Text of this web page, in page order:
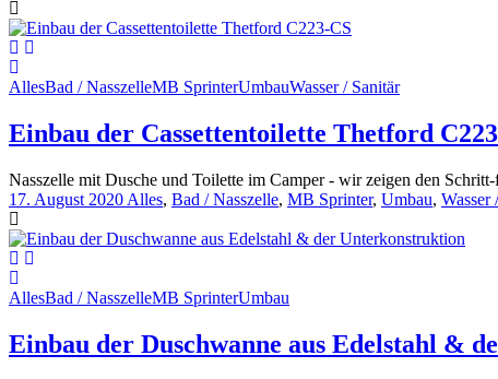
AllesBad / NasszelleMB SprinterUmbauWasser / Sanitär
Einbau der Cassettentoilette Thetford
Nasszelle mit Dusche und Toilette im Camper - wir zeigen den
17. August 2020 Alles, Bad / Nasszelle, MB Sprinter, Umbau, Wasser
AllesBad / NasszelleMB SprinterUmbau
Einbau der Duschwanne aus Edelstahl &